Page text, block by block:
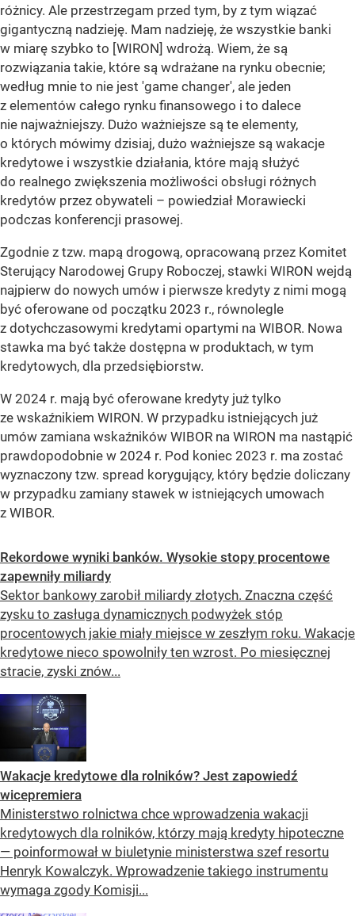
różnicy. Ale przestrzegam przed tym, by z tym wiązać
gigantyczną nadzieję. Mam nadzieję, że wszystkie banki
w miarę szybko to [WIRON] wdrożą. Wiem, że są
rozwiązania takie, które są wdrażane na rynku obecnie;
według mnie to nie jest 'game changer', ale jeden
z elementów całego rynku finansowego i to dalece
nie najważniejszy. Dużo ważniejsze są te elementy,
o których mówimy dzisiaj, dużo ważniejsze są wakacje
kredytowe i wszystkie działania, które mają służyć
do realnego zwiększenia możliwości obsługi różnych
kredytów przez obywateli – powiedział Morawiecki
podczas konferencji prasowej.
Zgodnie z tzw. mapą drogową, opracowaną przez Komitet
Sterujący Narodowej Grupy Roboczej, stawki WIRON wejdą
najpierw do nowych umów i pierwsze kredyty z nimi mogą
być oferowane od początku 2023 r., równolegle
z dotychczasowymi kredytami opartymi na WIBOR. Nowa
stawka ma być także dostępna w produktach, w tym
kredytowych, dla przedsiębiorstw.
W 2024 r. mają być oferowane kredyty już tylko
ze wskaźnikiem WIRON. W przypadku istniejących już
umów zamiana wskaźników WIBOR na WIRON ma nastąpić
prawdopodobnie w 2024 r. Pod koniec 2023 r. ma zostać
wyznaczony tzw. spread korygujący, który będzie doliczany
w przypadku zamiany stawek w istniejących umowach
z WIBOR.
Rekordowe wyniki banków. Wysokie stopy procentowe
zapewniły miliardy
Sektor bankowy zarobił miliardy złotych. Znaczna część
zysku to zasługa dynamicznych podwyżek stóp
procentowych jakie miały miejsce w zeszłym roku. Wakacje
kredytowe nieco spowolniły ten wzrost. Po miesięcznej
stracie, zyski znów...
Wakacje kredytowe dla rolników? Jest zapowiedź
wicepremiera
Ministerstwo rolnictwa chce wprowadzenia wakacji
kredytowych dla rolników, którzy mają kredyty hipoteczne
— poinformował w biuletynie ministerstwa szef resortu
Henryk Kowalczyk. Wprowadzenie takiego instrumentu
wymaga zgody Komisji...